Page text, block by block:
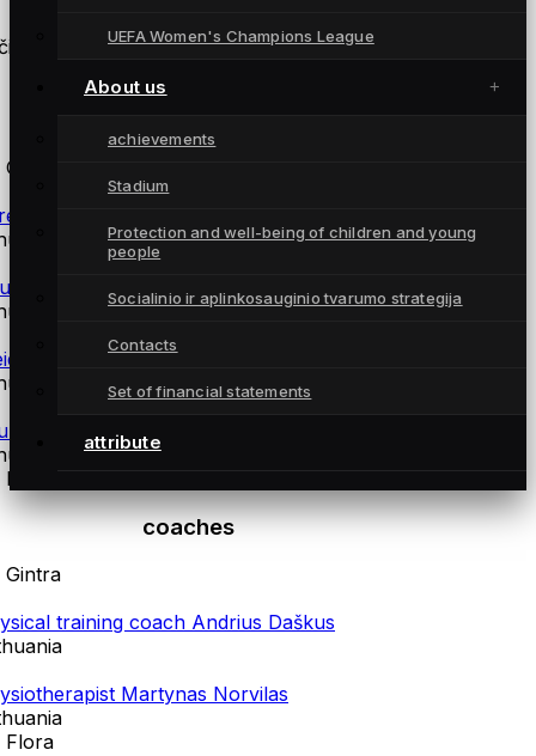
UEFA Women's Champions League
About us
achievements
Stadium
Protection and well-being of children and young
people
Socialinio ir aplinkosauginio tvarumo strategija
Contacts
Set of financial statements
attribute
Romanovskaja
Railaitė
Proscevičiūtė
Kubiliūtė
coaches
Gintra
training coach Andrius Daškus
Martynas Norvilas
Flora